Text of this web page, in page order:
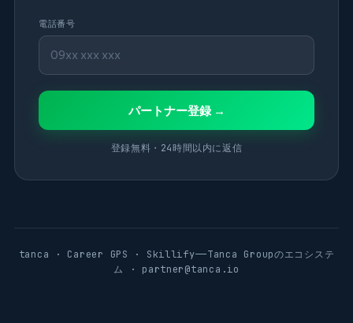
電話番号
パートナー登録 →
登録無料・24時間以内に返信
tanca · Career GPS · Skillify——Tanca Groupのエコシステ
ム · partner@tanca.io